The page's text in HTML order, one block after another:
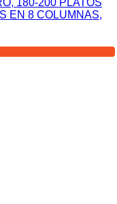
EN 8 COLUMNAS,